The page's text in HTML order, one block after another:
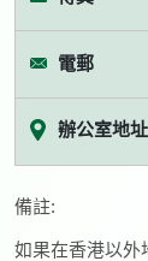
電郵
辦公室地址
備註:
如果在香港以外